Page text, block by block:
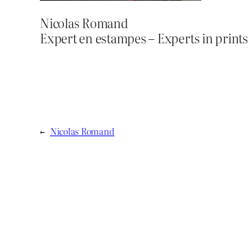
Nicolas Romand
Expert en estampes – Experts in prints
← Nicolas Romand